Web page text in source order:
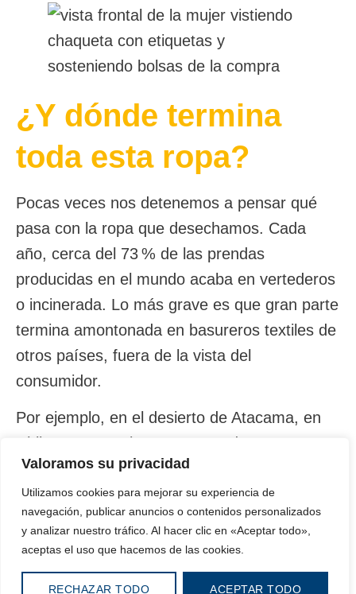
Valoramos su privacidad
Utilizamos cookies para mejorar su experiencia de
navegación, publicar anuncios o contenidos personalizados
y analizar nuestro tráfico. Al hacer clic en «Aceptar todo»,
aceptas el uso que hacemos de las cookies.
RECHAZAR TODO ACEPTAR TODO
¿Y dónde termina
toda esta ropa?
Pocas veces nos detenemos a pensar qué
pasa con la ropa que desechamos. Cada
año, cerca del 73 % de las prendas
producidas en el mundo acaba en vertederos
o incinerada. Lo más grave es que gran parte
termina amontonada en basureros textiles de
otros países, fuera de la vista del
consumidor.
Por ejemplo, en el desierto de Atacama, en
Chile, se acumulan montañas de ropa
desechada, convirtiéndose en el vertedero
textil más grande del mundo. En Kenia, en
2021 se exportaron más de 900 millones de
prendas usadas, muchas de las cuales no
pueden revenderse. Y en Ghana, un